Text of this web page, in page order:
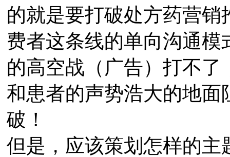
的就是要打破处方药营
费者这条线的单向沟通
的高空战（广告）打不
和患者的声势浩大的地
破！
但是，应该策划怎样的主